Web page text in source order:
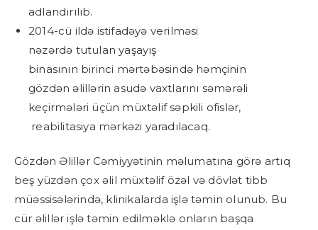
adlandırılıb.
2014-cü ildə istifadəyə verilməsi
nəzərdə tutulan yaşayış
binasının birinci mərtəbəsində həmçinin
gözdən əlillərin asudə vaxtlarını səmərəli
keçirmələri üçün müxtəlif səpkili ofislər,
reabilitasiya mərkəzi yaradılacaq.
Gözdən Əlillər Cəmiyyətinin məlumatına görə artıq
beş yüzdən çox əlil müxtəlif özəl və dövlət tibb
müəssisələrində, klinikalarda işlə təmin olunub. Bu
cür əlillər işlə təmin edilməklə onların başqa